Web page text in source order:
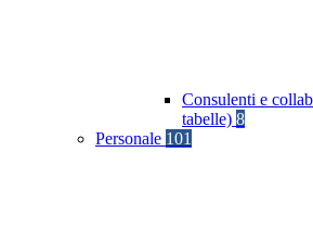
Consulenti e
tabelle) 8
Personale 101